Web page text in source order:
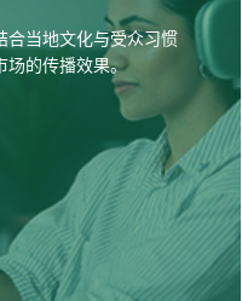
合当地文化与受众习惯
场的传播效果。